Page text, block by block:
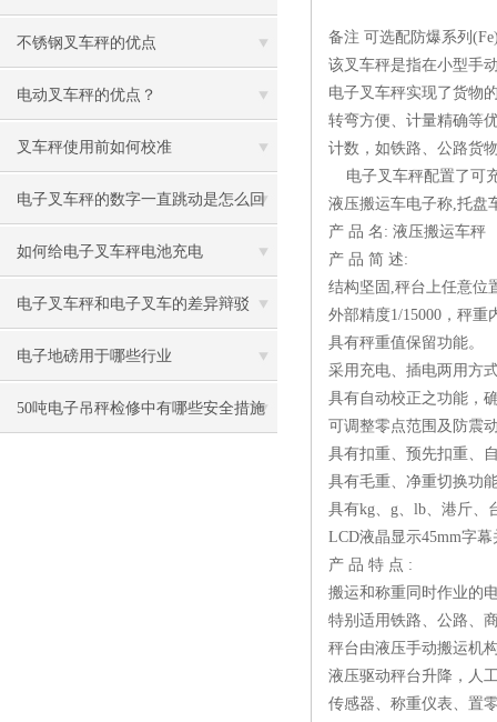
不锈钢叉车秤的优点
电动叉车秤的优点？
叉车秤使用前如何校准
电子叉车秤的数字一直跳动是怎么回
事
如何给电子叉车秤电池充电
电子叉车秤和电子叉车的差异辩驳
电子地磅用于哪些行业
50吨电子吊秤检修中有哪些安全措施
备注 可选配防爆系列
该叉车秤是指在小型手
电子叉车秤实现了货物
转弯方便、计量精确等
计数，如铁路、公路货
电子叉车秤配置了可
液压搬运车电子称,托盘
产 品 名: 液压搬运车秤
产 品 简 述:
结构坚固,秤台上任意位
外部精度1/15000，秤重
具有秤重值保留功能。
采用充电、插电两用方
具有自动校正之功能，
可调整零点范围及防震
具有扣重、预先扣重、
具有毛重、净重切换功
具有kg、g、lb、港斤、
LCD液晶显示45mm字
产 品 特 点 :
搬运和称重同时作业的
特别适用铁路、公路、
秤台由液压手动搬运机
液压驱动秤台升降，人
传感器、称重仪表、置